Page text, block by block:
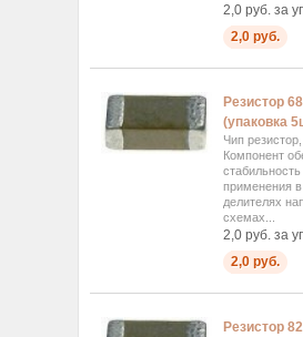
2,0 руб. за
2,0 руб.
Резистор
(упаковка
Чип
Компонент
применения в
делителях
схемах...
2,0 руб. за
2,0 руб.
Резистор